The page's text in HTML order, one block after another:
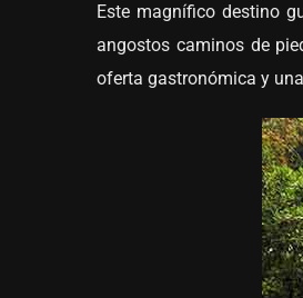
Este magnífico destino
angostos caminos de
oferta gastronómica y